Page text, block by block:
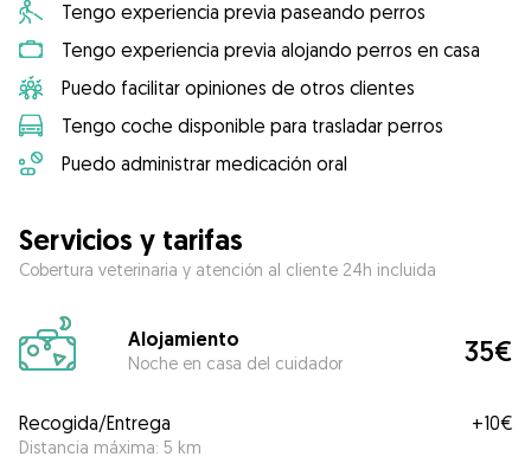
Tengo experiencia previa paseando perros
Tengo experiencia previa alojando perros en casa
Puedo facilitar opiniones de otros clientes
Tengo coche disponible para trasladar perros
Puedo administrar medicación oral
Servicios y tarifas
Cobertura veterinaria y atención al cliente 24h incluida
Alojamiento
Noche en casa del cuidador 35€
Recogida/Entrega
Distancia máxima: 5 km
+10€